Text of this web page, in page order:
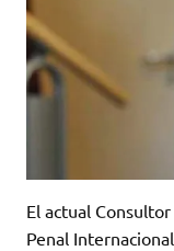
El actual
Penal